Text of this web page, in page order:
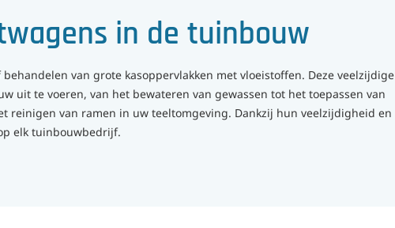
in de tuinbouw
van grote kasoppervlakken met vloeistoffen. Deze veelzijdige
uit te voeren, van het bewateren van gewassen tot het toepassen van
reinigen van ramen in uw teeltomgeving. Dankzij hun veelzijdigheid en
elk tuinbouwbedrijf.